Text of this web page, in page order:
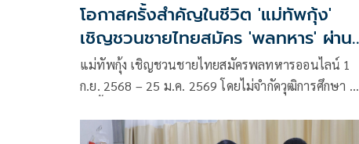
โอกาสครั้งสำคัญในชีวิต 'แม่ทัพกุ้ง'
เชิญชวนชายไทยสมัคร 'พลทหาร' ผ่าน
ระบบออนไลน์
แม่ทัพกุ้ง เชิญชวนชายไทยสมัครพลทหารออนไลน์ 1
ก.ย. 2568 – 25 ม.ค. 2569 โดยไม่จำกัดวุฒิการศึกษา ย้ำ